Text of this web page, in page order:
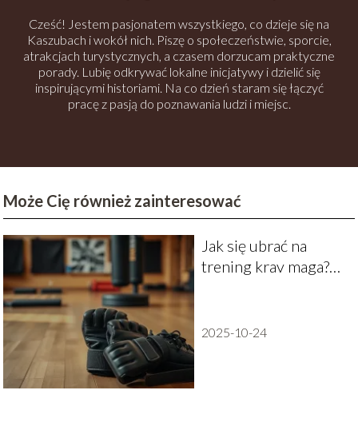
Cześć! Jestem pasjonatem wszystkiego, co dzieje się na
Kaszubach i wokół nich. Piszę o społeczeństwie, sporcie,
atrakcjach turystycznych, a czasem dorzucam praktyczne
porady. Lubię odkrywać lokalne inicjatywy i dzielić się
inspirującymi historiami. Na co dzień staram się łączyć
pracę z pasją do poznawania ludzi i miejsc.
Może Cię również zainteresować
Jak się ubrać na
trening krav maga?
początkujących
2025-10-24